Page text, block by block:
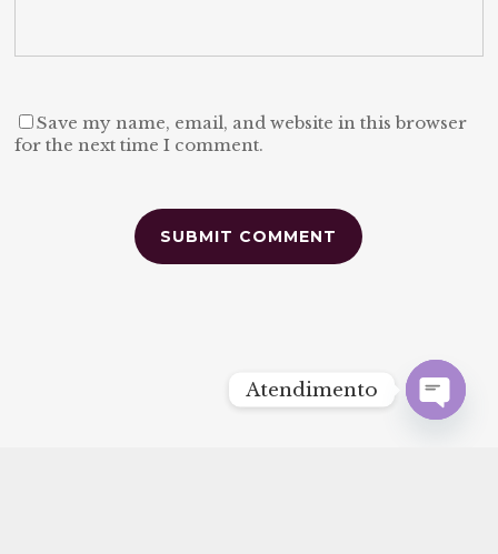
Save my name, email, and website in this browser
for the next time I comment.
Atendimento